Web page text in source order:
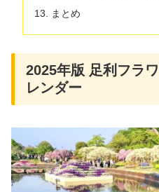
まとめ
2025年版 足利フラ
レンダー